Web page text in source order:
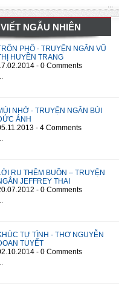
NGẪU NHIÊN
PHỐ - TRUYỆN NGẮN VŨ
HUYỀN TRANG
- 0 Comments
NHỚ - TRUYỆN NGẮN BÙI
ÁNH
- 4 Comments
RU THÊM BUỒN – TRUYỆN
JEFFREY THAI
- 0 Comments
TỰ TÌNH - THƠ NGUYỄN
TUYẾT
- 0 Comments